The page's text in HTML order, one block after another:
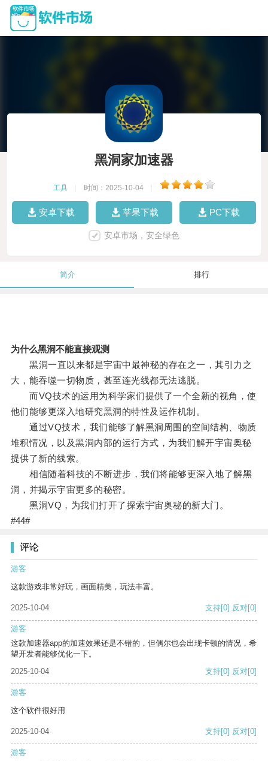
黑洞家加速器
工具 时间：2025-10-04
安卓下载 苹果下载 PC下载
安卓市场，安全绿色
简介 排行
为什么黑洞不能直接观测
黑洞一直以来都是宇宙中最神秘的存在之一，其引力之
大，能吞噬一切物质，甚至连光线都无法逃脱。
而VQ技术的运用为科学家们提供了一个全新的视角，使
他们能够更深入地研究黑洞的特性及运作机制。
通过VQ技术，我们能够了解黑洞周围的空间结构、物质
堆积情况，以及黑洞内部的运行方式，为我们解开宇宙奥秘
提供了新的线索。
相信随着科技的不断进步，我们将能够更深入地了解黑
洞，并揭示宇宙更多的秘密。
黑洞VQ，为我们打开了探索宇宙奥秘的新大门。
#44#
评论
游客
这款游戏非常好玩，画面精美，玩法丰富。
2025-10-04 支持[0] 反对[0]
游客
这款加速器app的加速效果还是不错的，但偶尔也会出现卡顿的情况，希
望开发者能够优化一下。
2025-10-04
支持[0] 反对[0]
游客
这个软件很好用
2025-10-04 支持[0] 反对[0]
游客